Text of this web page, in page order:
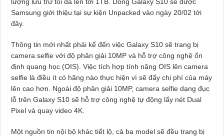
Samsung giới thiệu tại sự kiện Unpacked vào ngày 20/02 tới
đây.
Thông tin mới nhất phải kể đến việc Galaxy S10 sẽ trang bị
camera selfie với độ phân giải 10MP và hỗ trợ công nghệ ổn
định quang học (OIS). Việc tích hợp tính năng OIS lên camera
selfie là điều ít có hãng nào thực hiện vì sẽ đẩy chi phí của máy
lên cao hơn. Ngoài độ phân giải 10MP, camera selfie dạng đục
lỗ trên Galaxy S10 sẽ hỗ trợ công nghệ tự động lấy nét Dual
Pixel và quay video 4K.
Một nguồn tin nội bộ khác tiết lộ, cả ba model sẽ đều trang bị